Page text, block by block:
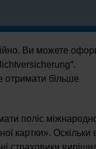
Ви можете
отримати більше
поліс
картки». Оскільки
страховики